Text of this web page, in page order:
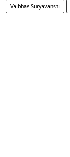
Vaibhav Suryavanshi